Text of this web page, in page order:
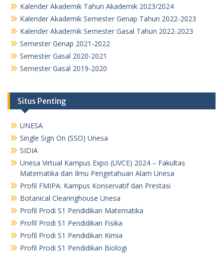
Kalender Akademik Tahun Akademik 2023/2024
Kalender Akademik Semester Genap Tahun 2022-2023
Kalender Akademik Semester Gasal Tahun 2022-2023
Semester Genap 2021-2022
Semester Gasal 2020-2021
Semester Gasal 2019-2020
Situs Penting
UNESA
Single Sign On (SSO) Unesa
SIDIA
Unesa Virtual Kampus Expo (UVCE) 2024 – Fakultas
Matematika dan Ilmu Pengetahuan Alam Unesa
Profil FMIPA: Kampus Konservatif dan Prestasi
Botanical Clearinghouse Unesa
Profil Prodi S1 Pendidikan Matematika
Profil Prodi S1 Pendidikan Fisika
Profil Prodi S1 Pendidikan Kimia
Profil Prodi S1 Pendidikan Biologi